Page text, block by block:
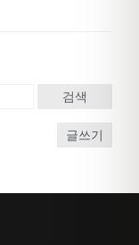
검색
글쓰기